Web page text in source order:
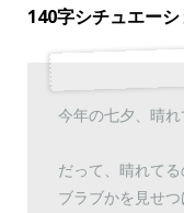
140字シチュエー
今年の七夕、晴
だって、晴れて
ブラブかを見せ